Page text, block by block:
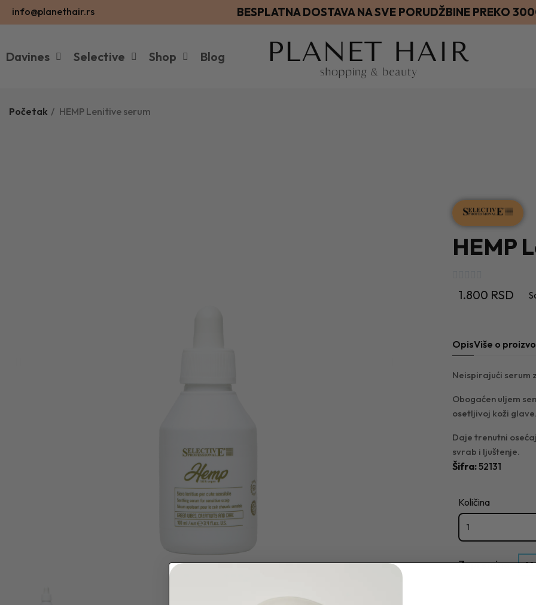
info@planethair.rs BESPLATNA DOSTAVA NA SVE PORUDŽBINE PREKO
Davines Selective Shop Blog
Početak HEMP Lenitive serum
HEMP
1.800 RSD
OpisViše o
Neispirajući serum
Obogaćen uljem
osetljivoj koži glave.
Daje trenutni
svrab i ljuštenje.
Šifra 52131
Količina
Zapremina